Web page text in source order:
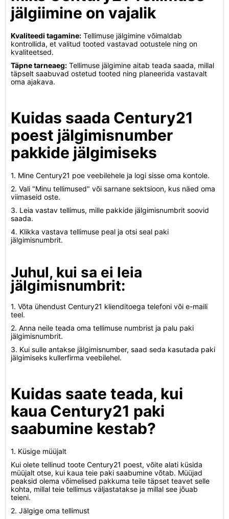
jälgiimine on vajalik
Kvaliteedi tagamine: Tellimuse jälgimine võimaldab
kontrollida, et valitud tooted vastavad ootustele ning on
kvaliteetsed.
Täpne tarneaeg: Tellimuse jälgimine aitab teada saada, millal
täpselt saabuvad ostetud tooted ning planeerida vastavalt
oma ajakava.
Kuidas saada Century21
poest jälgimisnumber
pakkide jälgimiseks
1. Mine Century21 poe veebilehele ja logi sisse oma kontole.
2. Vali "Minu tellimused" või sarnane sektsioon, kus näed oma
viimaseid oste.
3. Leia vastav tellimus, mille pakkide jälgimisnumbrit soovid
saada.
4. Klikka vastava tellimuse peal ja otsi seal paki
jälgimisnumbrit.
Juhul, kui sa ei leia
jälgimisnumbrit:
1. Võta ühendust Century21 klienditoega telefoni või e-maili
teel.
2. Anna neile teada oma tellimuse numbrist ja palu paki
jälgimisnumbrit.
3. Kui sulle antakse jälgimisnumber, saad seda kasutada paki
jälgimiseks kullerfirma veebilehel.
Kuidas saate teada, kui
kaua Century21 paki
saabumine kestab?
1. Küsige müüjalt
Kui olete tellinud toote Century21 poest, võite alati küsida
müüjalt otse, kui kaua teie paki saabumine võtab. Müüjad
peaksid olema võimelised pakkuma teile täpset teavet selle
kohta, millal teie tellimus väljastatakse ja millal see jõuab
teieni.
2. Jälgige oma tellimust